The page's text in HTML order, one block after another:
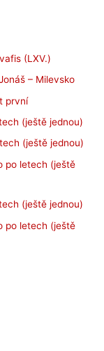
(LXV.)
– Milevsko
první
(ještě jednou)
(ještě jednou)
po letech (ještě
(ještě jednou)
po letech (ještě